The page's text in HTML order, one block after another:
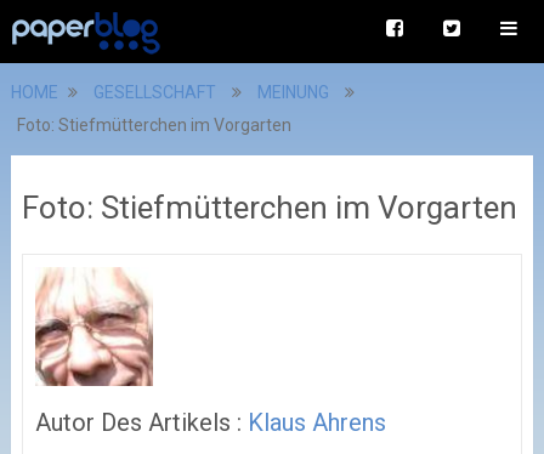
HOME GESELLSCHAFT
MEINUNG
Foto: Stiefmütterchen im Vorgarten
Foto: Stiefmütterchen im Vorgarten
Autor Des Artikels : Klaus Ahrens